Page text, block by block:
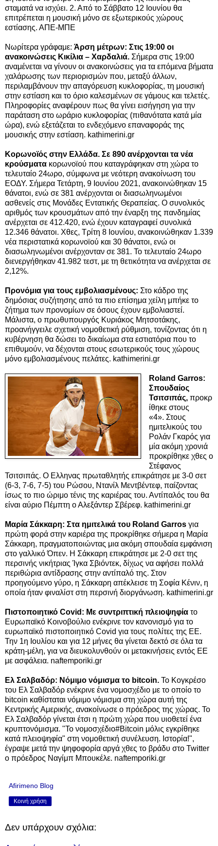
σταματά να ισχύει. 2. Από το Σάββατο 12 Ιουνίου θα
επιτρέπεται η μουσική μόνο σε εξωτερικούς χώρους
εστίασης. ΑΠΕ-ΜΠΕ
Νωρίτερα γράφαμε: Άρση μέτρων: Στις 19:00 οι
ανακοινώσεις Κικίλια – Χαρδαλιά. Σήμερα στις 19:00
αναμένεται να γίνουν οι ανακοινώσεις για τα επόμενα βήματα
χαλάρωσης των περιορισμών που, μεταξύ άλλων,
περιλαμβάνουν την απαγόρευση κυκλοφορίας, τη μουσική
στην εστίαση και το όριο καλεσμένων σε γάμους και τελετές.
Πληροφορίες αναφέρουν πως θα γίνει εισήγηση για την
παράταση στο ωράριο κυκλοφορίας (πιθανότατα κατά μία
ώρα), ενώ εξετάζεται το ενδεχόμενο επαναφοράς της
μουσικής στην εστίαση. kathimerini.gr
Κορωνοϊός στην Ελλάδα. Σε 890 ανέρχονται τα νέα
κρούσματα κορωνοϊού που καταγράφηκαν στη χώρα το
τελευταίο 24ωρο, σύμφωνα με νεότερη ανακοίνωση του
ΕΟΔΥ. Σήμερα Τετάρτη, 9 Ιουνίου 2021, ανακοινώθηκαν 15
θάνατοι, ενώ σε 381 ανέρχονται οι διασωληνωμένοι
ασθενείς στις Μονάδες Εντατικής Θεραπείας. Ο συνολικός
αριθμός των κρουσμάτων από την έναρξη της πανδημίας
ανέρχεται σε 412.420, ενώ έχουν καταγραφεί συνολικά
12.346 θάνατοι. Χθες, Τρίτη 8 Ιουνίου, ανακοινώθηκαν 1.339
νέα περιστατικά κορωνοϊού και 30 θάνατοι, ενώ οι
διασωληνωμένοι ανέρχονταν σε 381. Το τελευταίο 24ωρο
διενεργήθηκαν 41.982 τεστ, με τη θετικότητα να ανέρχεται σε
2,12%.
Προνόμια για τους εμβολιασμένους: Στο κάδρο της
δημόσιας συζήτησης από τα πιο επίσημα χείλη μπήκε το
ζήτημα των προνομίων σε όσους έχουν εμβολιαστεί.
Μάλιστα, ο πρωθυπουργός Κυριάκος Μητσοτάκης,
προανήγγειλε σχετική νομοθετική ρύθμιση, τονίζοντας ότι η
κυβέρνηση θα δώσει το δικαίωμα στα εστιατόρια που το
επιθυμούν, να δέχονται στους εσωτερικούς τους χώρους
μόνο εμβολιασμένους πελάτες. kathimerini.gr
Roland Garros:
Σπουδαίος
Τσιτσιπάς, προκρ
ίθηκε στους
«4». Στους
ημιτελικούς του
Ρολάν Γκαρός για
μία ακόμη χρονιά
προκρίθηκε χθες ο
Στέφανος
Τσιτσιπάς. Ο Ελληνας πρωταθλητής επικράτησε με 3-0 σετ
(6-3, 7-6, 7-5) του Ρώσου, Ντανίλ Μεντβέντεφ, παίζοντας
ίσως το πιο ώριμο τένις της καριέρας του. Αντίπαλός του θα
είναι αύριο Πέμπτη ο Αλεξάντερ Σβέρεφ. kathimerini.gr
Μαρία Σάκκαρη: Στα ημιτελικά του Roland Garros για
πρώτη φορά στην καριέρα της προκρίθηκε σήμερα η Μαρία
Σάκκαρη, πραγματοποιώντας μια ακόμη σπουδαία εμφάνιση
στο γαλλικό Όπεν. Η Σάκκαρη επικράτησε με 2-0 σετ της
περσινής νικήτριας Ίγκα Σβιόντεκ, δίχως να αφήσει πολλά
περιθώρια αντίδρασης στην αντίπαλό της. Στον
προηγούμενο γύρο, η Σάκκαρη απέκλεισε τη Σοφία Κένιν, η
οποία ήταν φιναλίστ στη περσινή διοργάνωση. kathimerini.gr
Πιστοποιητικό Covid: Με συντριπτική πλειοψηφία το
Ευρωπαϊκό Κοινοβούλιο ενέκρινε τον κανονισμό για το
ευρωπαϊκό πιστοποιητικό Covid για τους πολίτες της ΕΕ.
Την 1η Ιουλίου και για 12 μήνες θα γίνεται δεκτό σε όλα τα
κράτη-μέλη, για να διευκολυνθούν οι μετακινήσεις εντός ΕΕ
με ασφάλεια. naftemporiki.gr
Ελ Σαλβαδόρ: Νόμιμο νόμισμα το bitcoin. Το Κογκρέσο
του Ελ Σαλβαδόρ ενέκρινε ένα νομοσχέδιο με το οποίο το
bitcoin καθίσταται νόμιμο νόμισμα στη χώρα αυτή της
Κεντρικής Αμερικής, ανακοίνωσε ο πρόεδρος της χώρας. Το
Ελ Σαλβαδόρ γίνεται έτσι η πρώτη χώρα που υιοθετεί ένα
κρυπτονόμισμα. "Το νομοσχέδιο#Bitcoin μόλις εγκρίθηκε
κατά πλειοψηφία" στη νομοθετική συνέλευση. Ιστορία!",
έγραψε μετά την ψηφοφορία αργά χθες το βράδυ στο Twitter
ο πρόεδρος Ναγίμπ Μπουκέλε. naftemporiki.gr
Afirimeno Blog
Κοινή χρήση
Δεν υπάρχουν σχόλια: